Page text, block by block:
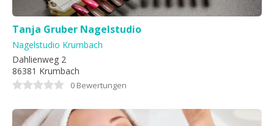
Tanja Gruber Nagelstudio
Nagelstudio Krumbach
Dahlienweg 2
86381 Krumbach
0 Bewertungen